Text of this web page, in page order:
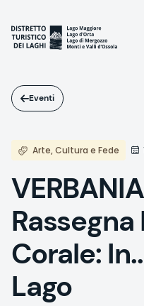
contenuto
principale
Eventi
Arte, Cultura e Fede
Corale:
Lago